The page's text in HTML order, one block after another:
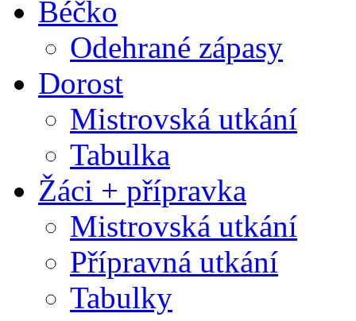
Béčko
Odehrané zápasy
Dorost
Mistrovská utkání
Tabulka
Žáci + přípravka
Mistrovská utkání
Přípravná utkání
Tabulky